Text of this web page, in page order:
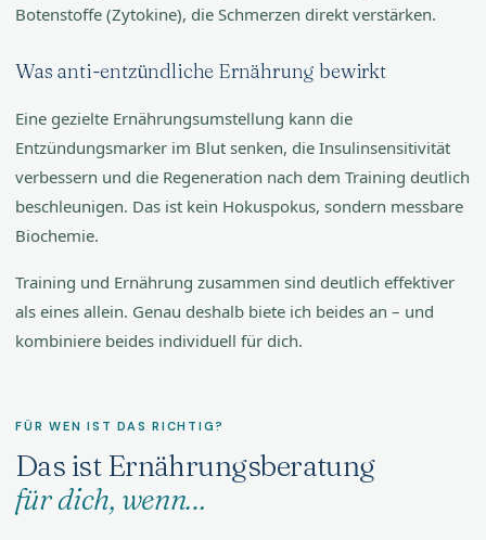
Botenstoffe (Zytokine), die Schmerzen direkt verstärken.
Was anti-entzündliche Ernährung bewirkt
Eine gezielte Ernährungsumstellung kann die
Entzündungsmarker im Blut senken, die Insulinsensitivität
verbessern und die Regeneration nach dem Training deutlich
beschleunigen. Das ist kein Hokuspokus, sondern messbare
Biochemie.
Training und Ernährung zusammen sind deutlich effektiver
als eines allein. Genau deshalb biete ich beides an – und
kombiniere beides individuell für dich.
FÜR WEN IST DAS RICHTIG?
Das ist Ernährungsberatung
für dich, wenn…